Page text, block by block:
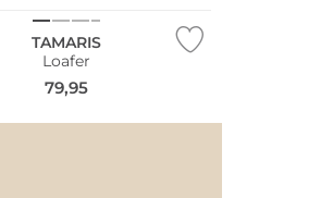
TAMARIS
Loafer
79,95